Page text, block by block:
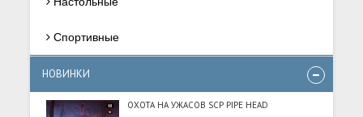
Спортивные
НОВИНКИ
ОХОТА НА УЖАСОВ SCP PIPE HEAD